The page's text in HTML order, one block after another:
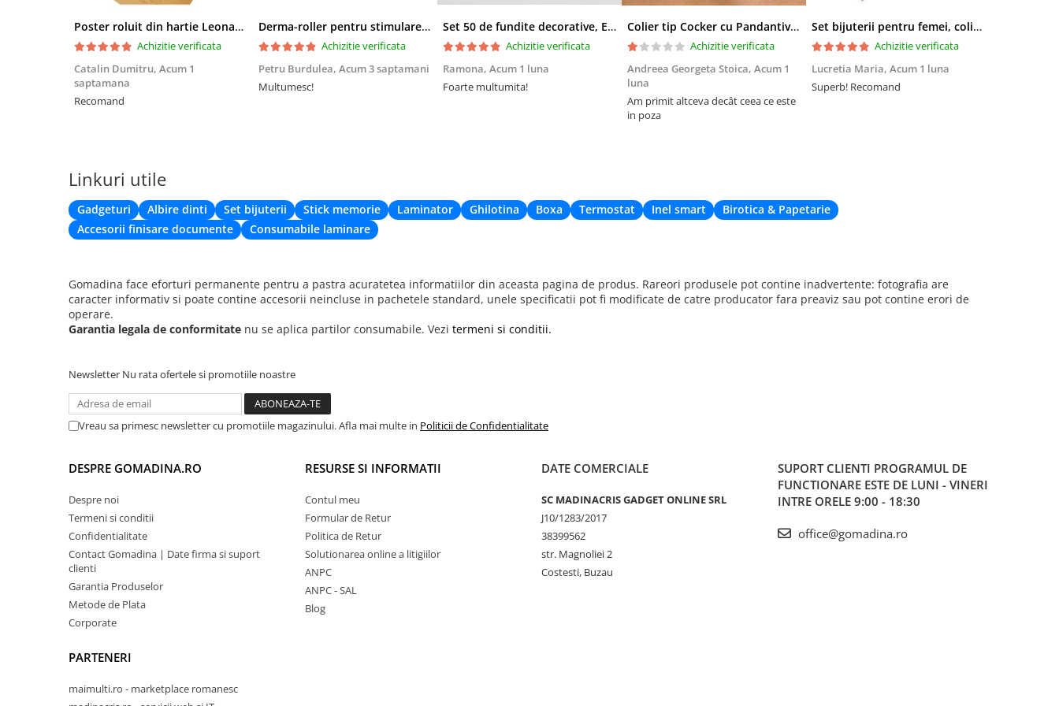
Poster roluit din hartie Leonardo Da Vinci, Vitruvian Man, vintage, 51x35 cm
Achizitie verificata
Catalin Dumitru, Acum 1
saptamana
Recomand
Derma-roller pentru stimularea cresterii parului, scalp si barba, Beard Roller
Achizitie verificata
Petru Burdulea, Acum 3 saptamani
Multumesc!
Set 50 de fundite decorative, EVNC, Blue Satin , potrivite pentru masini, scaune sau pahare, albastru
Achizitie verificata
Ramona, Acum 1 luna
Foarte multumita!
Colier tip Cocker cu Pandantiv Boho EVNC - Turquoise Pendant, Mărime Reglabilă
Achizitie verificata
Andreea Georgeta Stoica, Acum 1
luna
Am primit altceva decât ceea ce este
in poza
Set bijuterii pentru femei, colier cu pandantiv si cercei, CRM, 51 cm, multicolor
Achizitie verificata
Lucretia Maria, Acum 1 luna
Superb! Recomand
Linkuri utile
Gadgeturi Albire dinti Set bijuterii Stick memorie Laminator Ghilotina Boxa Termostat Inel smart
Birotica & Papetarie
Accesorii finisare documente
Consumabile laminare
Gomadina face eforturi permanente pentru a pastra acuratetea informatiilor din aceasta pagina de produs. Rareori produsele pot contine inadvertente: fotografia are
caracter informativ si poate contine accesorii neincluse in pachetele standard, unele specificatii pot fi modificate de catre producator fara preaviz sau pot contine erori de
operare.
Garantia legala de conformitate nu se aplica partilor consumabile. Vezi termeni si conditii.
Newsletter Nu rata ofertele si promotiile noastre
Vreau sa primesc newsletter cu promotiile magazinului. Afla mai multe in Politicii de Confidentialitate
DESPRE GOMADINA.RO
Despre noi
Termeni si conditii
Confidentialitate
Contact Gomadina | Date firma si suport
clienti
Garantia Produselor
Metode de Plata
Corporate
PARTENERI
maimulti.ro - marketplace romanesc
RESURSE SI INFORMATII
Contul meu
Formular de Retur
Politica de Retur
Solutionarea online a litigiilor
ANPC
ANPC - SAL
Blog
DATE COMERCIALE
SC MADINACRIS GADGET ONLINE SRL
J10/1283/2017
38399562
str. Magnoliei 2
Costesti, Buzau
SUPORT CLIENTI PROGRAMUL DE
FUNCTIONARE ESTE DE LUNI - VINERI
INTRE ORELE 9:00 - 18:30
office@gomadina.ro